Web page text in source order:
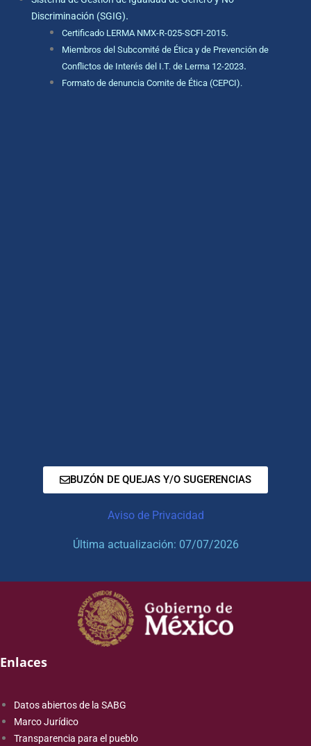
Discriminación (SGIG).
Certificado LERMA NMX-R-025-SCFI-2015.
Miembros del Subcomité de Ética y de Prevención de
Conflictos de Interés del I.T. de Lerma 12-2023.
Formato de denuncia Comite de Ética (CEPCI).
BUZÓN DE QUEJAS Y/O SUGERENCIAS
Aviso de Privacidad
Última actualización: 07/07/2026
Enlaces
Datos abiertos de la SABG
Marco Jurídico
Transparencia para el pueblo